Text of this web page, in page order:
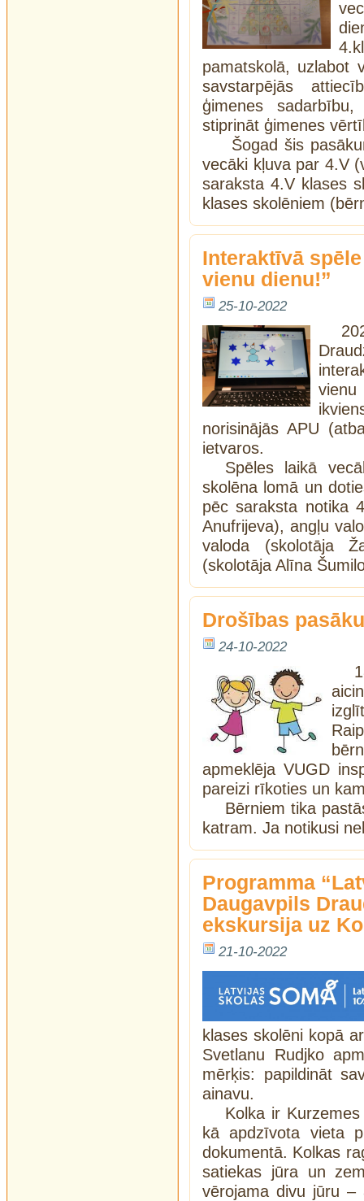
pamatskolā, uzlabot
savstarpējās
ģimenes
stiprināt ģimenes
Šogad šis
vecāki kļuva par 4.V
saraksta 4.V klases
klases skolēniem
Interaktīvā
vienu dienu!”
25-10-2022
vienu
norisinājās APU
ietvaros.
Spēles laikā
skolēna lomā un
pēc saraksta notika
Anufrijeva), angļu
valoda (skolotāja
(skolotāja Alīna
Drošības
24-10-2022
apmeklēja VUGD
pareizi rīkoties un
Bērniem tika
katram. Ja notikusi
Programma
Daugavpils
ekskursija uz
21-10-2022
klases skolēni kopā
Svetlanu Rudjko
mērķis: papildināt
ainavu.
Kolka ir
kā apdzīvota vieta
dokumentā. Kolkas
satiekas jūra un
vērojama divu jūru